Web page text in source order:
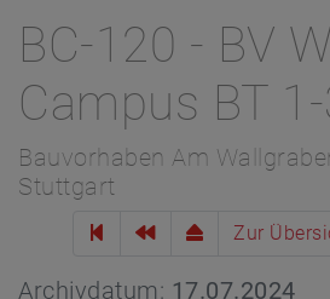
BC-120 - BV
Campus BT
Bauvorhaben Am
Stuttgart
Zur
Archivdatum: 17.07.2024